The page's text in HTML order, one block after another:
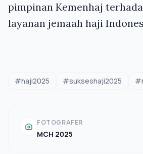
pimpinan Kemenhaj
layanan jemaah haji
#haji2025 #sukseshaji2025
FOTOGRAFER
MCH 2025